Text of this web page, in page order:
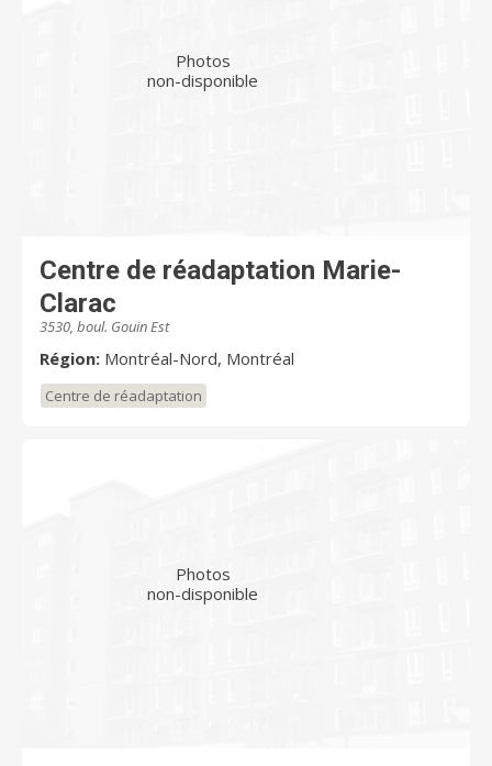
Photos
non-disponible
Centre de réadaptation Marie-
Clarac
3530, boul. Gouin Est
Région: Montréal-Nord, Montréal
Centre de réadaptation
Photos
non-disponible